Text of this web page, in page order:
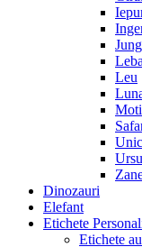
Leu
Dinozauri
Elefant
Etichete
Etichete